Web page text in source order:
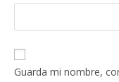
Guarda mi nombre,